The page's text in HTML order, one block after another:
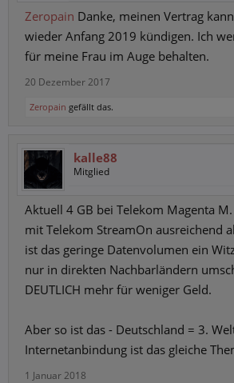
Zeropain Danke, meinen Vertrag
wieder Anfang 2019 kündigen. Ich
für meine Frau im Auge behalten.
20 Dezember 2017
Zeropain gefällt das.
kalle88
Mitglied
Aktuell 4 GB bei Telekom Magenta
mit Telekom StreamOn ausreichend
ist das geringe Datenvolumen ein
nur in direkten Nachbarländern
DEUTLICH mehr für weniger Geld.
Aber so ist das - Deutschland = 3.
Internetanbindung ist das gleiche
1 Januar 2018